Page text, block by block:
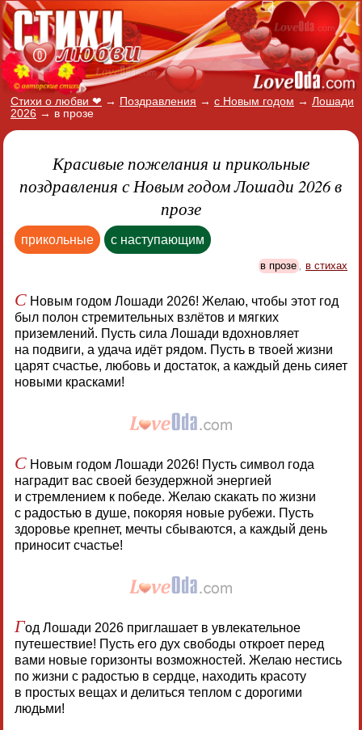
Стихи о любви ❤ → Поздравления → с Новым годом → Лошади
2026 → в прозе
Красивые пожелания и прикольные
поздравления с Новым годом Лошади 2026 в
прозе
прикольные с наступающим
в прозе , в стихах
СНовым годом Лошади 2026! Желаю, чтобы этот год
был полон стремительных взлётов и мягких
приземлений. Пусть сила Лошади вдохновляет
на подвиги, а удача идёт рядом. Пусть в твоей жизни
царят счастье, любовь и достаток, а каждый день сияет
новыми красками!
СНовым годом Лошади 2026! Пусть символ года
наградит вас своей безудержной энергией
и стремлением к победе. Желаю скакать по жизни
с радостью в душе, покоряя новые рубежи. Пусть
здоровье крепнет, мечты сбываются, а каждый день
приносит счастье!
Год Лошади 2026 приглашает в увлекательное
путешествие! Пусть его дух свободы откроет перед
вами новые горизонты возможностей. Желаю нестись
по жизни с радостью в сердце, находить красоту
в простых вещах и делиться теплом с дорогими
людьми!